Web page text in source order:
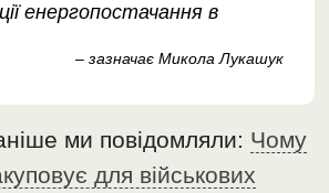
енергопостачання в
– зазначає Микола Лукашук
ми повідомляли: Чому
для військових